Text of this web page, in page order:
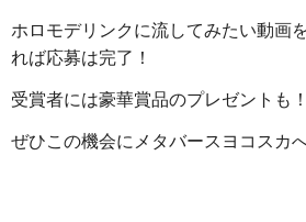
ホロモデリンクに流してみたい動画
れば応募は完了！
受賞者には豪華賞品のプレゼントも！
ぜひこの機会にメタバースヨコスカ